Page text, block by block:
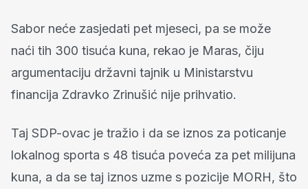
Sabor neće zasjedati pet mjeseci, pa se može
naći tih 300 tisuća kuna, rekao je Maras, čiju
argumentaciju državni tajnik u Ministarstvu
financija Zdravko Zrinušić nije prihvatio.
Taj SDP-ovac je tražio i da se iznos za poticanje
lokalnog sporta s 48 tisuća poveća za pet milijuna
kuna, a da se taj iznos uzme s pozicije MORH, što